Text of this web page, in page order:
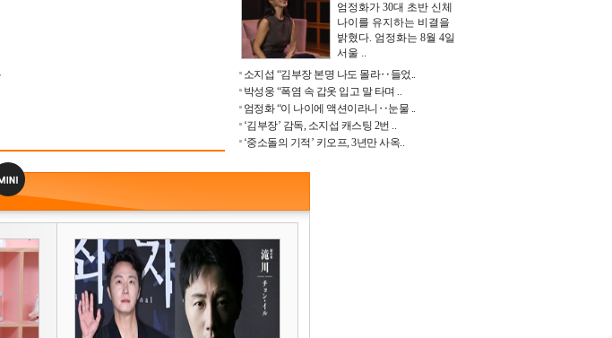
엄정화가 30대 초반 신체
나이를 유지하는 비결을
밝혔다. 엄정화는 8월 4일
서울 ..
소지섭 “김부장 본명 나도 몰라‥들었..
박성웅 “폭염 속 갑옷 입고 말 타며 ..
엄정화 “이 나이에 액션이라니‥눈물 ..
‘김부장’ 감독, 소지섭 캐스팅 2번 ..
‘중소돌의 기적’ 키오프, 3년만 사옥..